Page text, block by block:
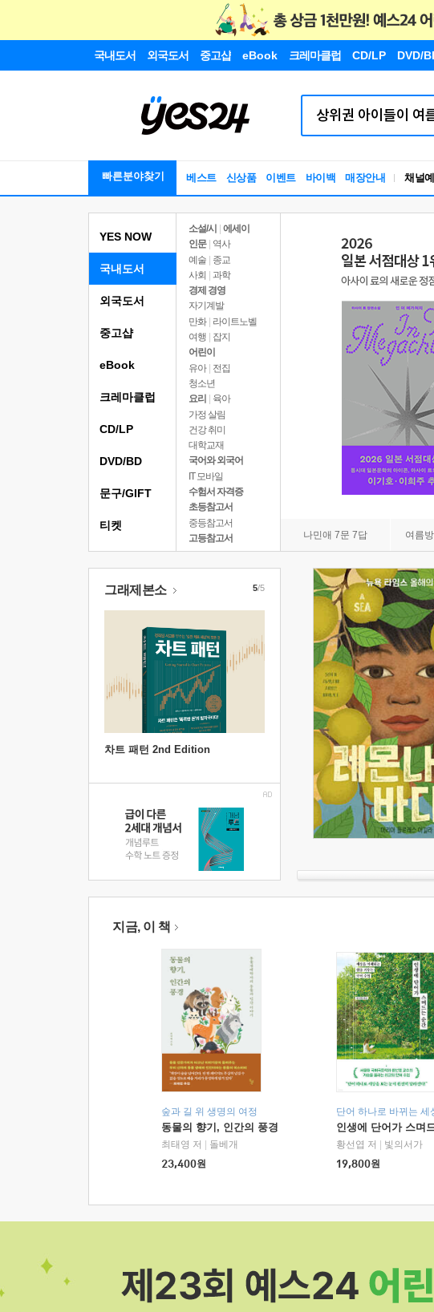
국내도서 외국도서 중고샵 eBook 크레마클럽 CD/LP DVD/
빠른분야찾기 베스트 신상품 이벤트 바이백 매장안내 채널
YES NOW
국내도서
소설/시
에세이
인문
역사
예술 | 종교
사회 | 과학
경제 경영
자기계발
만화 | 라이트노벨
여행
잡지
어린이
유아 | 전집
청소년
요리
육아
가정 살림
건강 취미
대학교재
국어와 외국어
IT 모바일
수험서 자격증
초등참고서
중등참고서
고등참고서
나민애 7문 7답 여름
외국도서
중고샵
eBook
크레마클럽
CD/LP
DVD/BD
문구/GIFT
티켓
그래제본소
차트 패턴 2nd Edition
5/5
지금, 이 책
숲과 길 위 생명의 여정
동물의 향기, 인간의 풍경
최태영 저
돌베개
23,400원
단어 하나로 바뀌는 세
인생에 단어가 스며
황선엽 저
빛의서가
19,800원